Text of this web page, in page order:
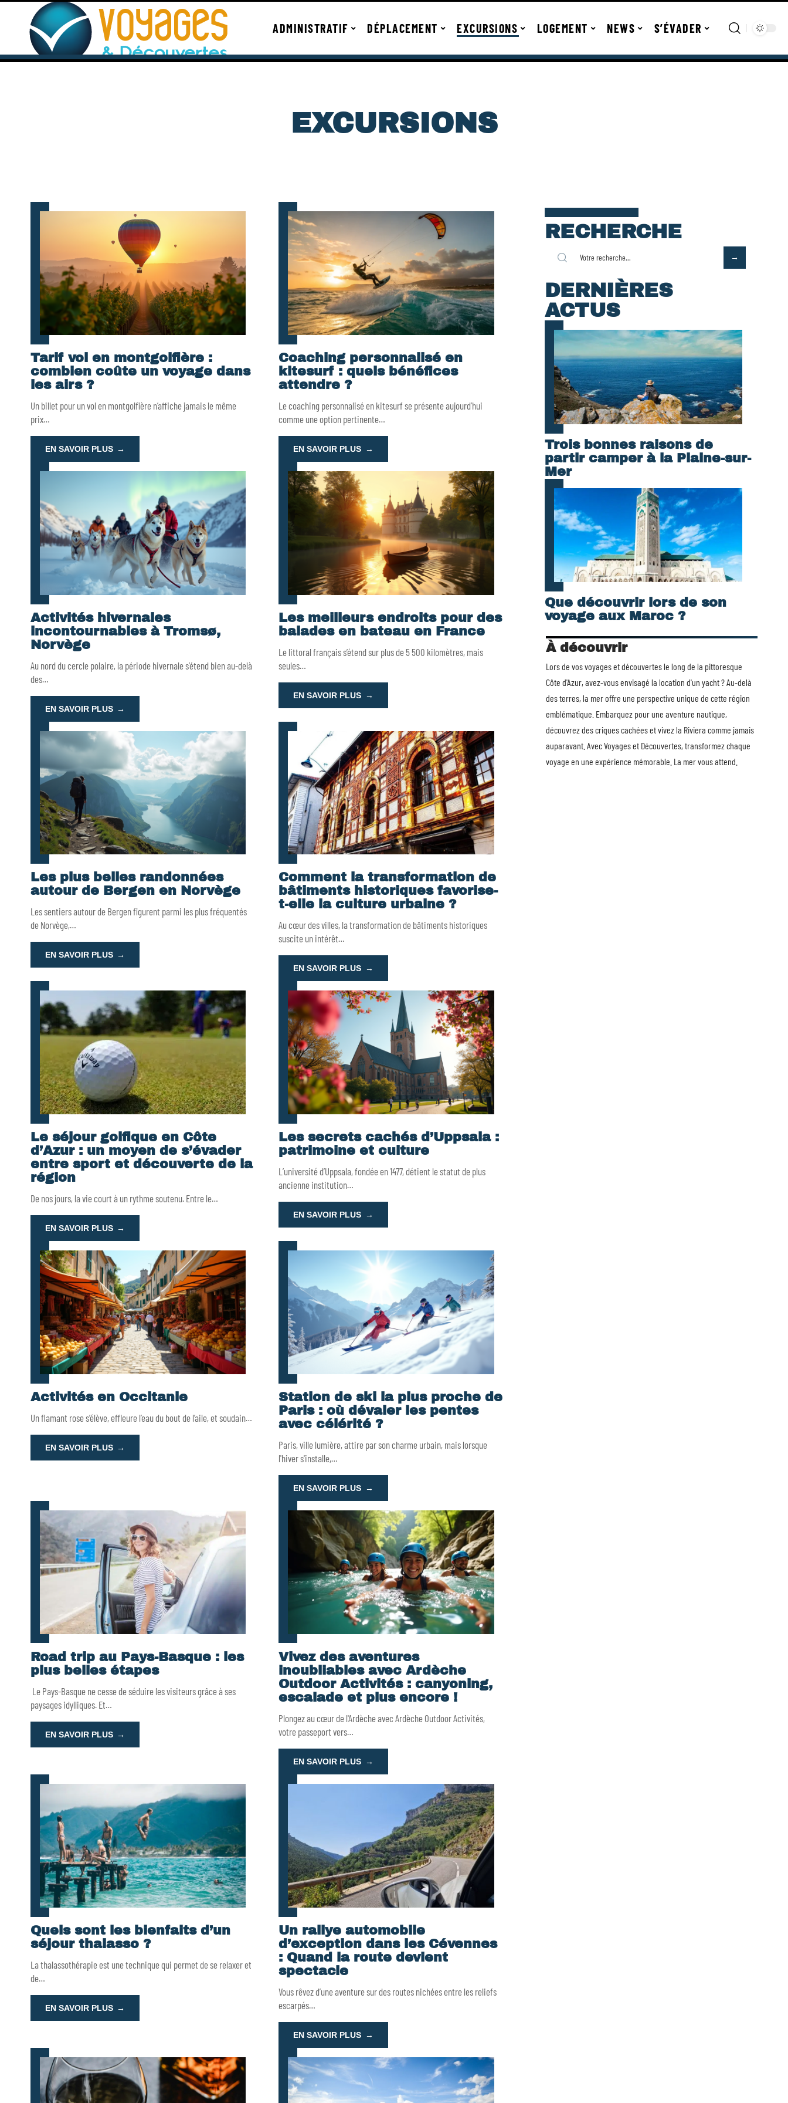
ADMINISTRATIF DÉPLACEMENT EXCURSIONS LOGEMENT NEWS S’ÉVADER
EXCURSIONS
Tarif vol en montgolfière :
combien coûte un voyage dans
les airs ?
Un billet pour un vol en montgolfière n’affiche jamais le même
prix…
EN SAVOIR PLUS
Coaching personnalisé en
kitesurf : quels bénéfices
attendre ?
Le coaching personnalisé en kitesurf se présente aujourd’hui
comme une option pertinente…
EN SAVOIR PLUS
Activités hivernales
incontournables à Tromsø,
Norvège
Au nord du cercle polaire, la période hivernale s’étend bien au-delà
des…
EN SAVOIR PLUS
Les meilleurs endroits pour des
balades en bateau en France
Le littoral français s’étend sur plus de 5 500 kilomètres, mais
seules…
EN SAVOIR PLUS
Les plus belles randonnées
autour de Bergen en Norvège
Les sentiers autour de Bergen figurent parmi les plus fréquentés
de Norvège,…
EN SAVOIR PLUS
Comment la transformation de
bâtiments historiques favorise-
t-elle la culture urbaine ?
Au cœur des villes, la transformation de bâtiments historiques
suscite un intérêt…
EN SAVOIR PLUS
Le séjour golfique en Côte
d’Azur : un moyen de s’évader
entre sport et découverte de la
région
De nos jours, la vie court à un rythme soutenu. Entre le…
EN SAVOIR PLUS
Les secrets cachés d’Uppsala :
patrimoine et culture
L’université d’Uppsala, fondée en 1477, détient le statut de plus
ancienne institution…
EN SAVOIR PLUS
Activités en Occitanie
Un flamant rose s’élève, effleure l’eau du bout de l’aile, et soudain…
EN SAVOIR PLUS
Station de ski la plus proche de
Paris : où dévaler les pentes
avec célérité ?
Paris, ville lumière, attire par son charme urbain, mais lorsque
l'hiver s'installe,…
EN SAVOIR PLUS
Road trip au Pays-Basque : les
plus belles étapes
Le Pays-Basque ne cesse de séduire les visiteurs grâce à ses
paysages idylliques. Et…
EN SAVOIR PLUS
Vivez des aventures
inoubliables avec Ardèche
Outdoor Activités : canyoning,
escalade et plus encore !
Plongez au cœur de l'Ardèche avec Ardèche Outdoor Activités,
votre passeport vers…
EN SAVOIR PLUS
Quels sont les bienfaits d’un
séjour thalasso ?
La thalassothérapie est une technique qui permet de se relaxer et
de…
EN SAVOIR PLUS
Un rallye automobile
d’exception dans les Cévennes
: Quand la route devient
spectacle
Vous rêvez d’une aventure sur des routes nichées entre les reliefs
escarpés…
EN SAVOIR PLUS
RECHERCHE
DERNIÈRES
ACTUS
Trois bonnes raisons de
partir camper à la Plaine-sur-
Mer
Que découvrir lors de son
voyage aux Maroc ?
À découvrir
Lors de vos voyages et découvertes le long de la pittoresque
Côte d'Azur, avez-vous envisagé la location d'un yacht? Au-delà
des terres, la mer offre une perspective unique de cette région
emblématique. Embarquez pour une aventure nautique,
découvrez des criques cachées et vivez la Riviera comme jamais
auparavant. Avec Voyages et Découvertes, transformez chaque
voyage en une expérience mémorable. La mer vous attend.